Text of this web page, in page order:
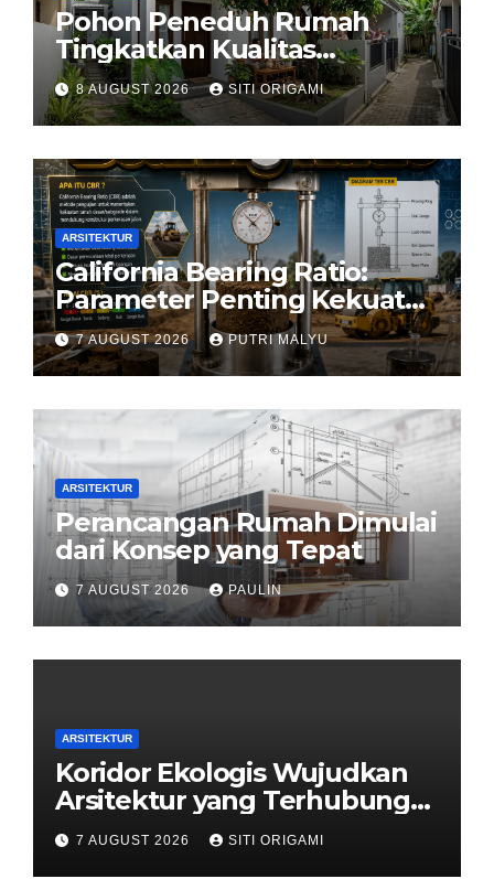
Pohon Peneduh Rumah
Tingkatkan Kualitas
Arsitektur Hunian
8 AUGUST 2026 SITI ORIGAMI
ARSITEKTUR
California Bearing Ratio:
Parameter Penting Kekuatan
Tanah Konstruksi
7 AUGUST 2026 PUTRI MALYU
ARSITEKTUR
Perancangan Rumah Dimulai
dari Konsep yang Tepat
7 AUGUST 2026 PAULIN
ARSITEKTUR
Koridor Ekologis Wujudkan
Arsitektur yang Terhubung
dengan Alam
7 AUGUST 2026 SITI ORIGAMI